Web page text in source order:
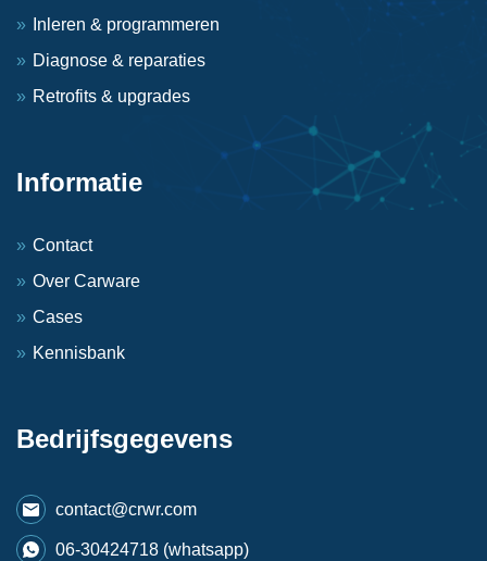
Inleren & programmeren
Diagnose & reparaties
Retrofits & upgrades
Informatie
Contact
Over Carware
Cases
Kennisbank
Bedrijfsgegevens
contact@crwr.com
06-30424718 (whatsapp)